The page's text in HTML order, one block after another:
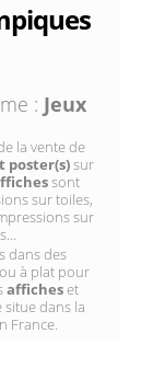
: Jeux
la vente de
poster(s)sur
sont
sur toiles,
sur
dans des
à plat pour
afficheset
situe dans la
France.